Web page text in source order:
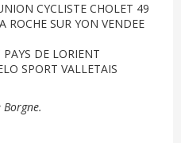
CYCLISTE CHOLET 49
SUR YON VENDEE
DE LORIENT
SPORT VALLETAIS
Borgne.